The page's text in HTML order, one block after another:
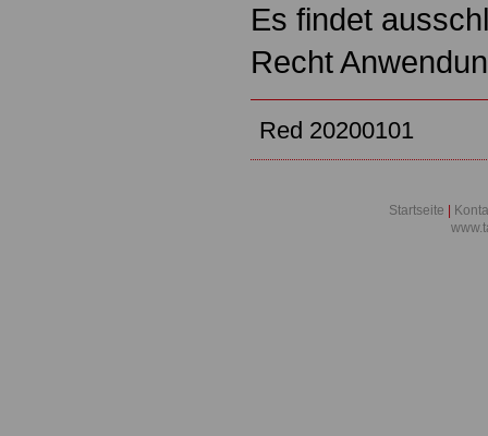
Es findet
Recht
Red 20200101
Startseite